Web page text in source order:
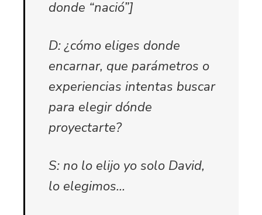
donde “nació”]
D: ¿cómo eliges donde
encarnar, que parámetros o
experiencias intentas buscar
para elegir dónde
proyectarte?
S: no lo elijo yo solo David,
lo elegimos…